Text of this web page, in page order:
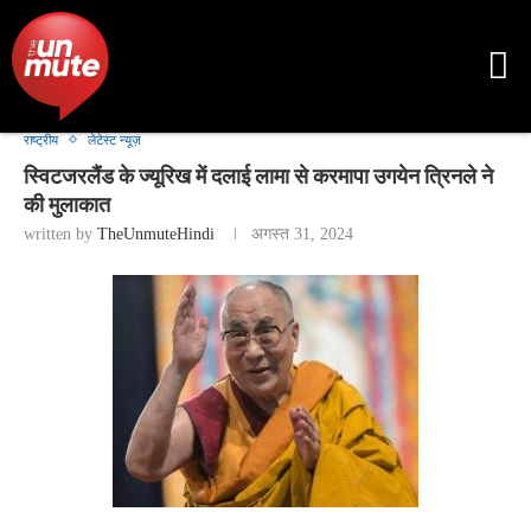
राष्ट्रीय लेटेस्ट न्यूज़
स्विटजरलैंड के ज्यूरिख में दलाई लामा से करमापा उगयेन त्रिनले ने
की मुलाकात
written by TheUnmuteHindi अगस्त 31, 2024